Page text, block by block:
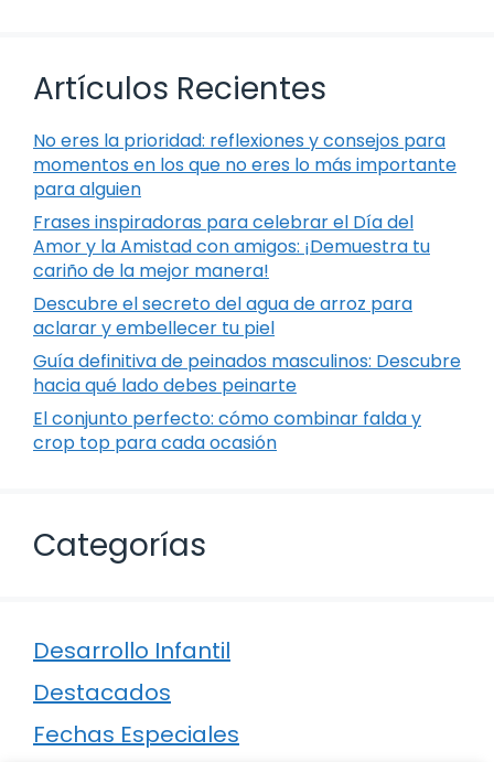
Artículos Recientes
No eres la prioridad: reflexiones y consejos para
momentos en los que no eres lo más importante
para alguien
Frases inspiradoras para celebrar el Día del
Amor y la Amistad con amigos: ¡Demuestra tu
cariño de la mejor manera!
Descubre el secreto del agua de arroz para
aclarar y embellecer tu piel
Guía definitiva de peinados masculinos: Descubre
hacia qué lado debes peinarte
El conjunto perfecto: cómo combinar falda y
crop top para cada ocasión
Categorías
Desarrollo Infantil
Destacados
Fechas Especiales